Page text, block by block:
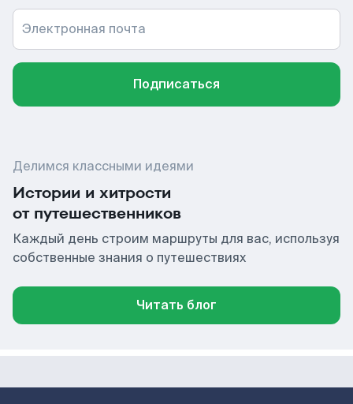
Электронная почта
Подписаться
Делимся классными идеями
Истории и хитрости
от путешественников
Каждый день строим маршруты для вас, используя
собственные знания о путешествиях
Читать блог